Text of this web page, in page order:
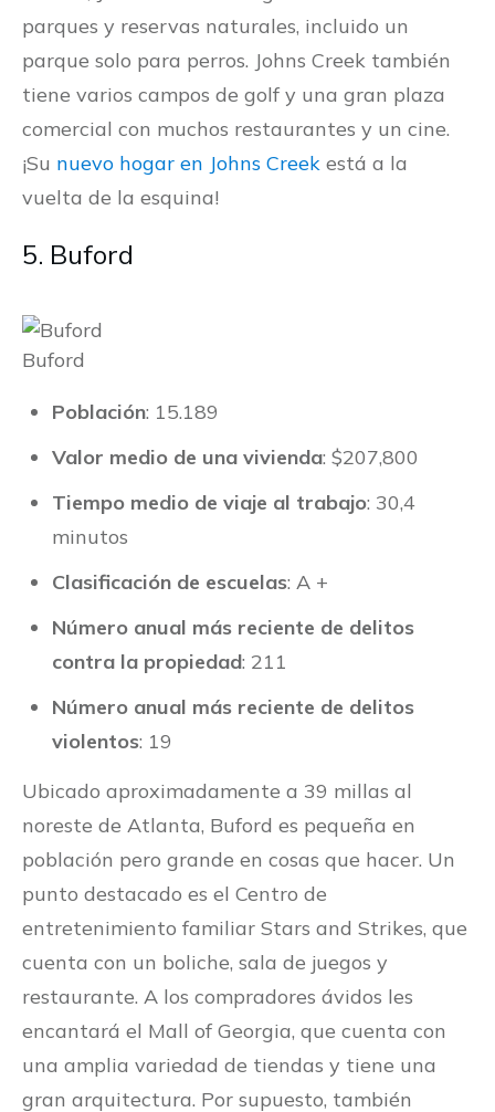
parques y reservas naturales, incluido un
parque solo para perros. Johns Creek también
tiene varios campos de golf y una gran plaza
comercial con muchos restaurantes y un cine.
¡Su nuevo hogar en Johns Creek está a la
vuelta de la esquina!
5. Buford
Buford
Población: 15.189
Valor medio de una vivienda: $207,800
Tiempo medio de viaje al trabajo: 30,4
minutos
Clasificación de escuelas: A +
Número anual más reciente de delitos
contra la propiedad: 211
Número anual más reciente de delitos
violentos: 19
Ubicado aproximadamente a 39 millas al
noreste de Atlanta, Buford es pequeña en
población pero grande en cosas que hacer. Un
punto destacado es el Centro de
entretenimiento familiar Stars and Strikes, que
cuenta con un boliche, sala de juegos y
restaurante. A los compradores ávidos les
encantará el Mall of Georgia, que cuenta con
una amplia variedad de tiendas y tiene una
gran arquitectura. Por supuesto, también